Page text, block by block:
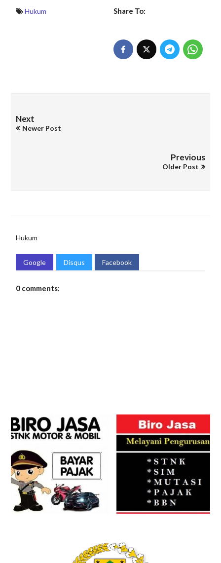
Hukum Share To:
Next
Newer Post
Previous
Older Post
Hukum
Google Disqus Facebook
0 comments: